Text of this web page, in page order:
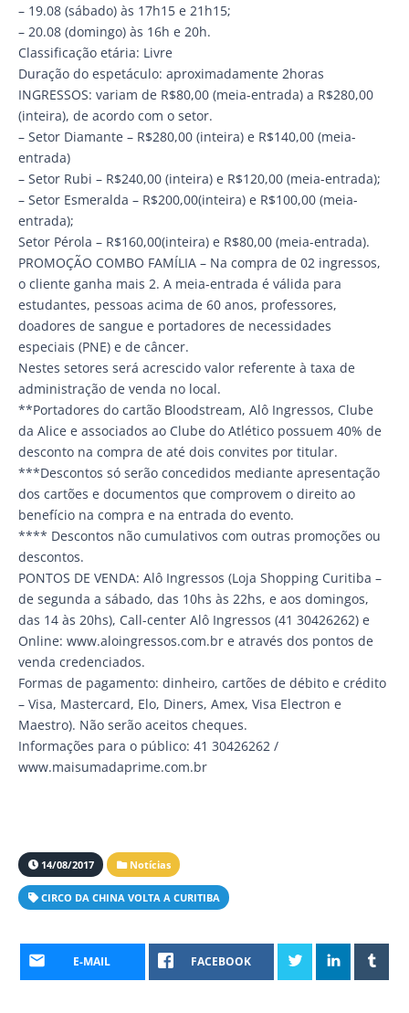
– 19.08 (sábado) às 17h15 e 21h15;
– 20.08 (domingo) às 16h e 20h.
Classificação etária: Livre
Duração do espetáculo: aproximadamente 2horas
INGRESSOS: variam de R$80,00 (meia-entrada) a R$280,00
(inteira), de acordo com o setor.
– Setor Diamante – R$280,00 (inteira) e R$140,00 (meia-
entrada)
– Setor Rubi – R$240,00 (inteira) e R$120,00 (meia-entrada);
– Setor Esmeralda – R$200,00(inteira) e R$100,00 (meia-
entrada);
Setor Pérola – R$160,00(inteira) e R$80,00 (meia-entrada).
PROMOÇÃO COMBO FAMÍLIA – Na compra de 02 ingressos,
o cliente ganha mais 2. A meia-entrada é válida para
estudantes, pessoas acima de 60 anos, professores,
doadores de sangue e portadores de necessidades
especiais (PNE) e de câncer.
Nestes setores será acrescido valor referente à taxa de
administração de venda no local.
**Portadores do cartão Bloodstream, Alô Ingressos, Clube
da Alice e associados ao Clube do Atlético possuem 40% de
desconto na compra de até dois convites por titular.
***Descontos só serão concedidos mediante apresentação
dos cartões e documentos que comprovem o direito ao
benefício na compra e na entrada do evento.
**** Descontos não cumulativos com outras promoções ou
descontos.
PONTOS DE VENDA: Alô Ingressos (Loja Shopping Curitiba –
de segunda a sábado, das 10hs às 22hs, e aos domingos,
das 14 às 20hs), Call-center Alô Ingressos (41 30426262) e
Online: www.aloingressos.com.br e através dos pontos de
venda credenciados.
Formas de pagamento: dinheiro, cartões de débito e crédito
– Visa, Mastercard, Elo, Diners, Amex, Visa Electron e
Maestro). Não serão aceitos cheques.
Informações para o público: 41 30426262 /
www.maisumadaprime.com.br
14/08/2017 Notícias
CIRCO DA CHINA VOLTA A CURITIBA
E-MAIL FACEBOOK